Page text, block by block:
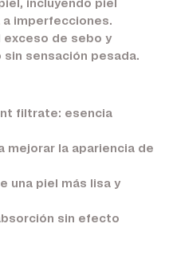
incluyendo piel
a imperfecciones.
exceso de sebo y
sensación pesada.
filtrate: esencia
mejorar la apariencia de
una piel más lisa y
sin efecto